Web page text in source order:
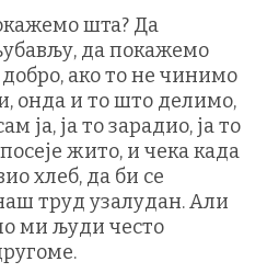
шта? Да
да покажемо
добро, ако то не чинимо
онда и то што делимо,
ја, ја то зарадио, ја то
жито, и чека када
хлеб, да би се
труд узалудан. Али
ми људи често